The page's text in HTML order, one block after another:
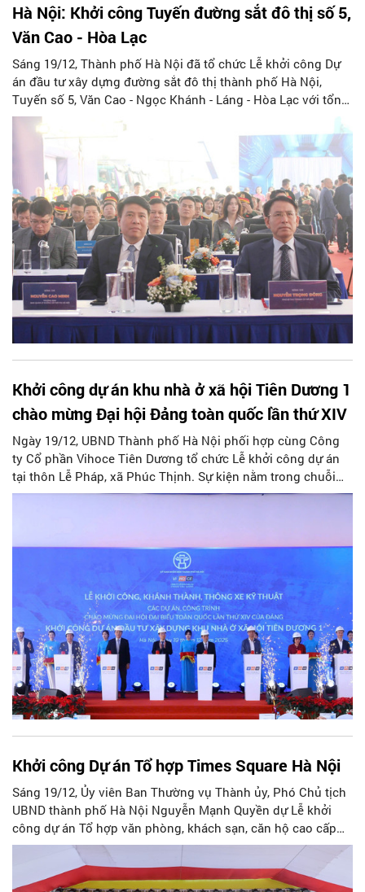
Hà Nội: Khởi công Tuyến đường sắt đô thị số 5,
Văn Cao - Hòa Lạc
Sáng 19/12, Thành phố Hà Nội đã tổ chức Lễ khởi công Dự
án đầu tư xây dựng đường sắt đô thị thành phố Hà Nội,
Tuyến số 5, Văn Cao - Ngọc Khánh - Láng - Hòa Lạc với tổng
mức đầu tư trên 72 nghìn tỷ đồng.
Khởi công dự án khu nhà ở xã hội Tiên Dương 1
chào mừng Đại hội Đảng toàn quốc lần thứ XIV
Ngày 19/12, UBND Thành phố Hà Nội phối hợp cùng Công
ty Cổ phần Vihoce Tiên Dương tổ chức Lễ khởi công dự án
tại thôn Lễ Pháp, xã Phúc Thịnh. Sự kiện nằm trong chuỗi
hoạt động khởi công, khánh thành, thông xe kỹ thuật các
Khởi công Dự án Tổ hợp Times Square Hà Nội
Sáng 19/12, Ủy viên Ban Thường vụ Thành ủy, Phó Chủ tịch
UBND thành phố Hà Nội Nguyễn Mạnh Quyền dự Lễ khởi
công dự án Tổ hợp văn phòng, khách sạn, căn hộ cao cấp
(Tổ hợp Times Square Hà Nội) - công trình Trường Trung
học cơ sở và mầm non (tại số 2 đường Phạm Hùng, phường
Yên Hòa).